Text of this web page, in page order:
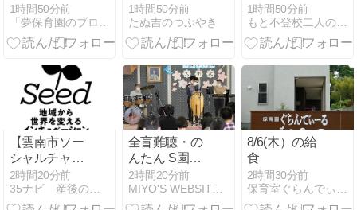
（木）②
1時間50分前
ベビーカー４
選：Combi・
Pigeon・
Apricaを実際
に比較！私が
今買うならこ
れ
1時間50分前
たぬ吉のつぶやき
1時間50分前
もと不登校二人の子の母 まひろのブログ
【雲南市ソー
シャルチャレ
ンジ
「Seed」】過
疎先進地から
2時間20分前
35ナビ 産後のママ応援団 - 産後ナビ│頑張れママさん
全盲難聴・の
んたん S園入
所式と「喫茶
ニューグリー
ン」（2023年
2時間20分前
8/6(木）の給
食
2時間30分前